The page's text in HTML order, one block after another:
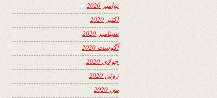
نوامبر 2020
اکتبر 2020
سپتامبر 2020
آگوست 2020
جولای 2020
ژوئن 2020
می 2020